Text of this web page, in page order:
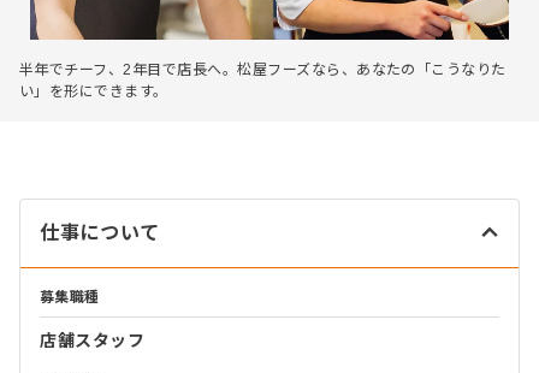
半年でチーフ、2年目で店長へ。松屋フーズなら、あなたの「こうなりた
い」を形にできます。
仕事について
募集職種
店舗スタッフ